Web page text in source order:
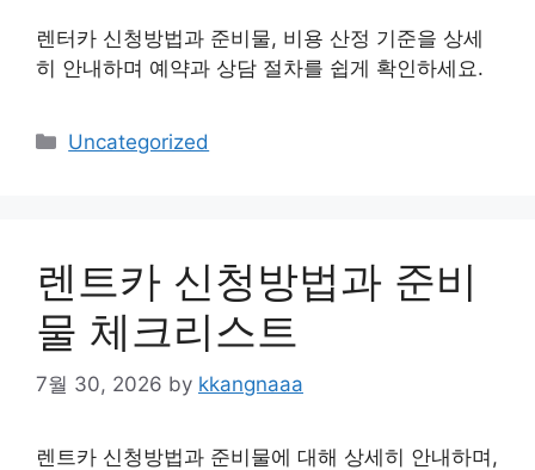
렌터카 신청방법과 준비물, 비용 산정 기준을 상세
히 안내하며 예약과 상담 절차를 쉽게 확인하세요.
Categories
Uncategorized
렌트카 신청방법과 준비
물 체크리스트
7월 30, 2026 by kkangnaaa
렌트카 신청방법과 준비물에 대해 상세히 안내하며,